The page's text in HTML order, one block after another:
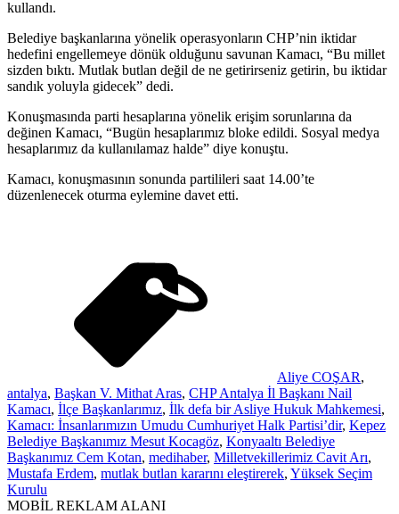
kullandı.
Belediye başkanlarına yönelik operasyonların CHP’nin iktidar
hedefini engellemeye dönük olduğunu savunan Kamacı, “Bu millet
sizden bıktı. Mutlak butlan değil de ne getirirseniz getirin, bu iktidar
sandık yoluyla gidecek” dedi.
Konuşmasında parti hesaplarına yönelik erişim sorunlarına da
değinen Kamacı, “Bugün hesaplarımız bloke edildi. Sosyal medya
hesaplarımız da kullanılamaz halde” diye konuştu.
Kamacı, konuşmasının sonunda partilileri saat 14.00’te
düzenlenecek oturma eylemine davet etti.
Aliye COŞAR,
antalya, Başkan V. Mithat Aras, CHP Antalya İl Başkanı Nail
Kamacı, İlçe Başkanlarımız, İlk defa bir Asliye Hukuk Mahkemesi,
Kamacı: İnsanlarımızın Umudu Cumhuriyet Halk Partisi’dir, Kepez
Belediye Başkanımız Mesut Kocagöz, Konyaaltı Belediye
Başkanımız Cem Kotan, medihaber, Milletvekillerimiz Cavit Arı,
Mustafa Erdem, mutlak butlan kararını eleştirerek, Yüksek Seçim
Kurulu
MOBİL REKLAM ALANI